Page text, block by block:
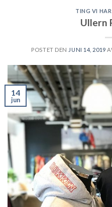
TING VI
Ullern
POSTET DEN JUNI 14, 2019
14
jun